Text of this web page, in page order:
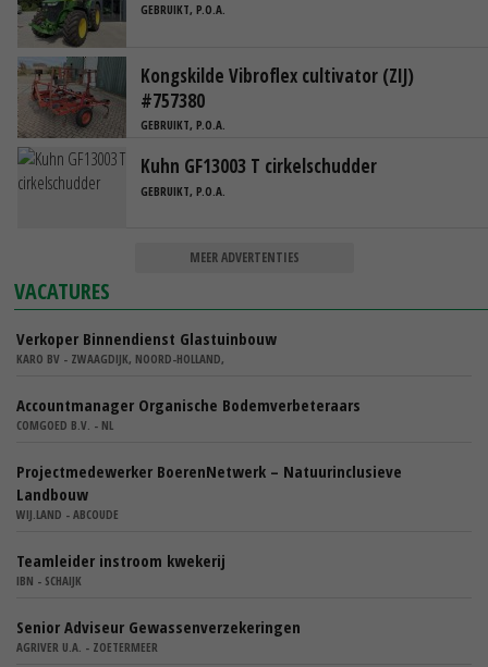
GEBRUIKT, P.O.A.
Kongskilde Vibroflex cultivator (ZIJ)
#757380
GEBRUIKT, P.O.A.
Kuhn GF13003 T cirkelschudder
GEBRUIKT, P.O.A.
MEER ADVERTENTIES
VACATURES
Verkoper Binnendienst Glastuinbouw
KARO BV - ZWAAGDIJK, NOORD-HOLLAND,
Accountmanager Organische Bodemverbeteraars
COMGOED B.V. - NL
Projectmedewerker BoerenNetwerk – Natuurinclusieve
Landbouw
WIJ.LAND - ABCOUDE
Teamleider instroom kwekerij
IBN - SCHAIJK
Senior Adviseur Gewassenverzekeringen
AGRIVER U.A. - ZOETERMEER